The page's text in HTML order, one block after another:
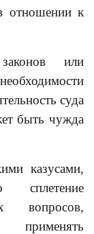
отношении к
или
суда
быть чужда
казусами,
сплетение
вопросов,
применять